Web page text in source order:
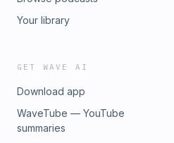
Your library
GET WAVE AI
Download app
WaveTube — YouTube
summaries